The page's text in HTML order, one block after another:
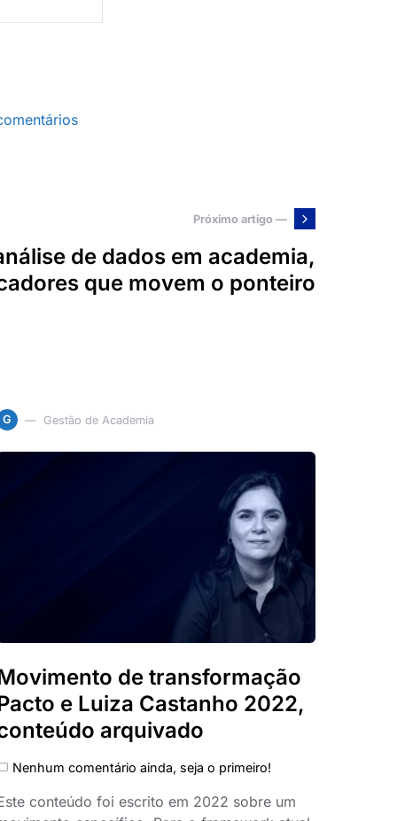
Próximo artigo —
de dados em academia,
que movem o ponteiro
G Gestão de Academia
de transformação
e Luiza Castanho 2022,
arquivado
Nenhum comentário ainda, seja o primeiro!
conteúdo foi escrito em 2022 sobre um